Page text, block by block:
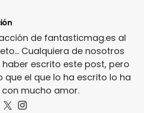
de fantasticmag.es al
Cualquiera de nosotros
haber escrito este post, pero
que el que lo ha escrito lo ha
mucho amor.